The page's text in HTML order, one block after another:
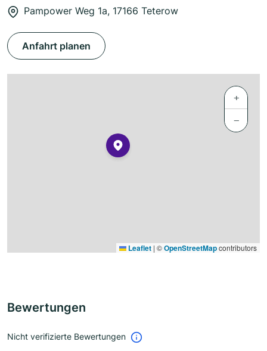
Pampower Weg 1a, 17166 Teterow
Anfahrt planen
+
−
Leaflet | ©OpenStreetMapcontributors
Bewertungen
Nicht verifizierte Bewertungen